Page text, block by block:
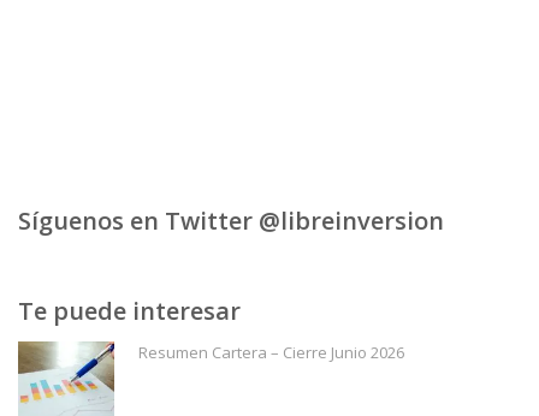
Síguenos en Twitter @libreinversion
Te puede interesar
Resumen Cartera – Cierre Junio 2026